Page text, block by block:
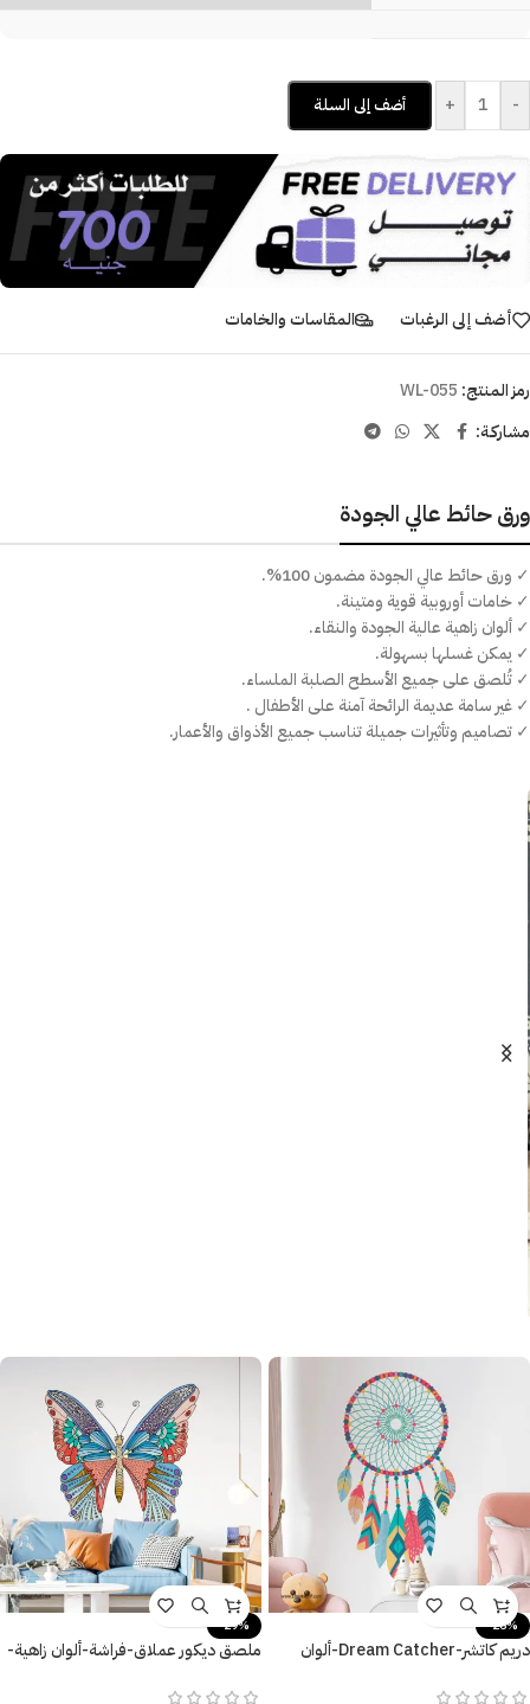
-
+ أضف إلى السلة
أضف إلى الرغبات المقاسات والخامات
رمز المنتج: WL-055
مشاركـة:
ورق حائط عالي الجودة
✓ ورق حائط عالي الجودة مضمون 100%.
✓ خامات أوروبية قوية ومتينة.
✓ ألوان زاهية عالية الجودة والنقاء.
✓ يمكن غسلها بسهولة.
✓ تُلصق على جميع الأسطح الصلبة الملساء.
✓ غير سامة عديمة الرائحة آمنة على الأطفال .
✓ تصاميم وتأثيرات جميلة تناسب جميع الأذواق والأعمار.
-26%
دريم كاتشر-Dream Catcher-ألوان
-29%
ملصق ديكور عملاق-فراشة-ألوان زاهية-